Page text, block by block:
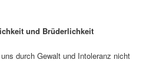
und Brüderlichkeit
durch Gewalt und Intoleranz nicht